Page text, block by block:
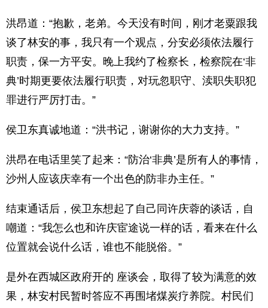
洪昂道：“抱歉，老弟。今天没有时间，刚才老粟跟我
谈了林安的事，我只有一个观点，分安必须依法履行
职责，保一方平安。晚上我约了检察长，检察院在‘非
典’时期更要依法履行职责，对玩忽职守、渎职失职犯
罪进行严厉打击。”
侯卫东真诚地道：“洪书记，谢谢你的大力支持。”
洪昂在电话里笑了起来：“防治‘非典’是所有人的事情，
沙州人应该庆幸有一个出色的防非办主任。”
结束通话后，侯卫东想起了自己同许庆蓉的谈话，自
嘲道：“我怎么也和许庆宦途说一样的话，看来在什么
位置就会说什么话，谁也不能脱俗。”
是外在西城区政府开的 座谈会，取得了较为满意的效
果，林安村民暂时答应不再围堵煤炭疗养院。村民们